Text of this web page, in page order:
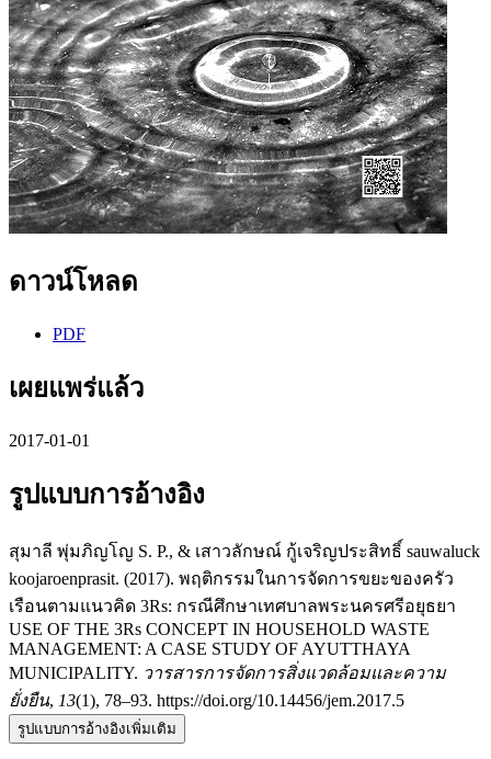
ดาวน์โหลด
PDF
เผยแพร่แล้ว
2017-01-01
รูปแบบการอ้างอิง
สุมาลี พุ่มภิญโญ S. P., & เสาวลักษณ์ กู้เจริญประสิทธิ์ sauwaluck
koojaroenprasit. (2017). พฤติกรรมในการจัดการขยะของครัว
เรือนตามแนวคิด 3Rs: กรณีศึกษาเทศบาลพระนครศรีอยุธยา
USE OF THE 3Rs CONCEPT IN HOUSEHOLD WASTE
MANAGEMENT: A CASE STUDY OF AYUTTHAYA
MUNICIPALITY. วารสารการจัดการสิ่งแวดล้อมและความ
ยั่งยืน, 13(1), 78–93. https://doi.org/10.14456/jem.2017.5
รูปแบบการอ้างอิงเพิ่มเติม